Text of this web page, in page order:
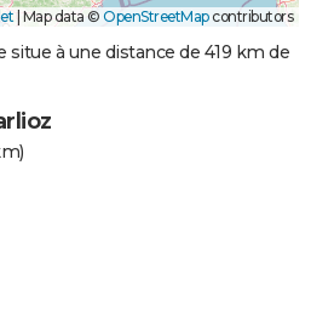
Map data © OpenStreetMapcontributors
à une distance de 419 km de